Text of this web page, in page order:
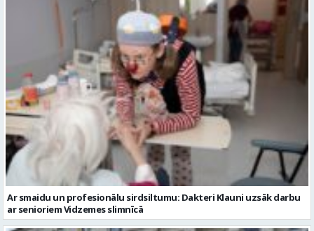
Ar smaidu un profesionālu sirdsiltumu: Dakteri Klauni uzsāk darbu
ar senioriem Vidzemes slimnīcā